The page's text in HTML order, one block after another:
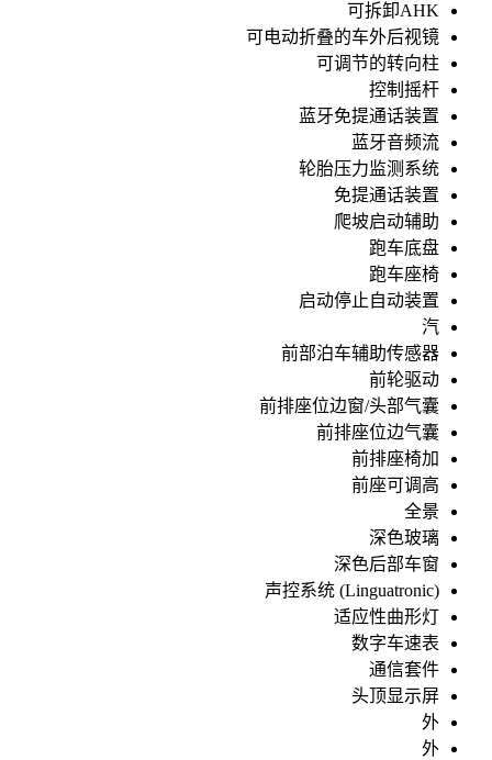
可拆卸AHK
可电动折叠的车外后视镜
可调节的转向柱
控制摇杆
蓝牙免提通话装置
蓝牙音频流
轮胎压力监测系统
免提通话装置
爬坡启动辅助
跑车底盘
跑车座椅
启动停止自动装置
汽
前部泊车辅助传感器
前轮驱动
前排座位边窗/头部气囊
前排座位边气囊
前排座椅加
前座可调高
全景
深色玻璃
深色后部车窗
声控系统 (Linguatronic)
适应性曲形灯
数字车速表
通信套件
头顶显示屏
外
外